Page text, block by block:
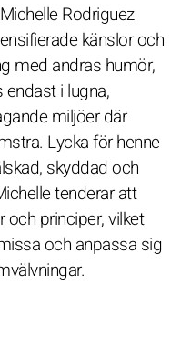
Rodriguez
känslor och
med andras humör,
i lugna,
miljöer där
Lycka för henne
skyddad och
tenderar att
principer, vilket
och anpassa sig